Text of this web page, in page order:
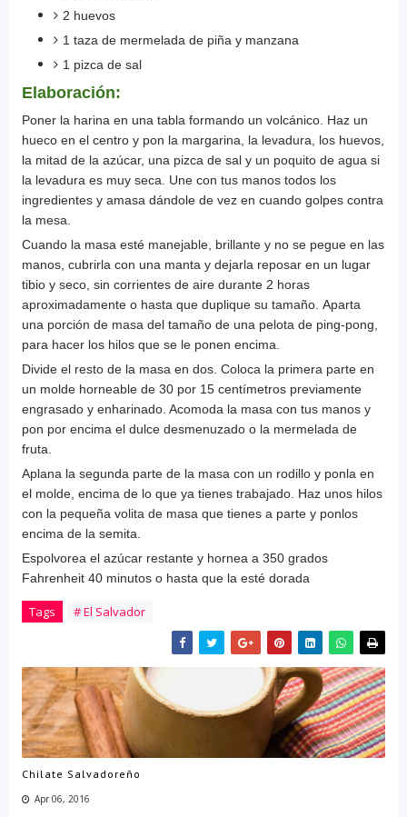
2 huevos
1 taza de mermelada de piña y manzana
1 pizca de sal
Elaboración:
Poner la harina en una tabla formando un volcánico. Haz un
hueco en el centro y pon la margarina, la levadura, los huevos,
la mitad de la azúcar, una pizca de sal y un poquito de agua si
la levadura es muy seca. Une con tus manos todos los
ingredientes y amasa dándole de vez en cuando golpes contra
la mesa.
Cuando la masa esté manejable, brillante y no se pegue en las
manos, cubrirla con una manta y dejarla reposar en un lugar
tibio y seco, sin corrientes de aire durante 2 horas
aproximadamenteo hasta que duplique su tamaño. Aparta
una porción de masa del tamaño de una pelota de ping-pong
para hacer los hilos que se le ponen encima.
Divide el resto de la masa en dos. Coloca la primera parte en
un molde horneablede 30 por 15 centímetros previamente
engrasado y enharinado. Acomoda la masa con tus manos y
pon por encima el dulce desmenuzado o la mermelada de
fruta.
Aplana la segunda parte de la masa con un rodillo y ponla en
el molde, encima de lo que ya tienes trabajado. Haz unos hilos
con la pequeña volita de masa que tienes a parte y ponlos
encima de la semita.
Espolvorea el azúcar restante y hornea a 350 grados
Fahrenheit40 minutos o hasta que la esté dorada
Tags # El Salvador
Chilate Salvadoreño
Apr 06, 2016